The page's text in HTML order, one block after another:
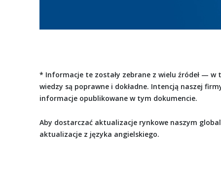
* Informacje te zostały zebrane z wielu źródeł — w
wiedzy są poprawne i dokładne. Intencją naszej
informacje opublikowane w tym dokumencie.
Aby dostarczać aktualizacje rynkowe naszym
aktualizacje z języka angielskiego.